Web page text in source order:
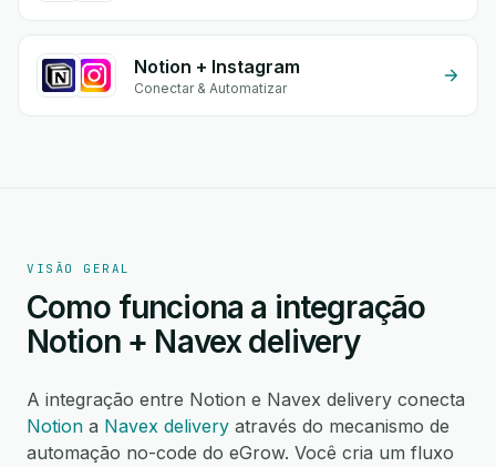
Notion + Instagram
Conectar & Automatizar
VISÃO GERAL
Como funciona a integração
Notion + Navex delivery
A integração entre Notion e Navex delivery conecta
Notion a Navex delivery através do mecanismo de
automação no-code do eGrow. Você cria um fluxo